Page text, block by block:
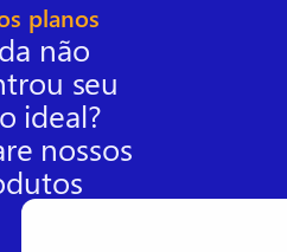
planos
não
seu
ideal?
nossos